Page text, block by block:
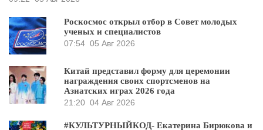
Роскосмос открыл отбор в Совет молодых
ученых и специалистов
07:54 05 Авг 2026
Китай представил форму для церемонии
награждения своих спортсменов на
Азиатских играх 2026 года
21:20 04 Авг 2026
#КУЛЬТУРНЫЙКОД- Екатерина Бирюкова и